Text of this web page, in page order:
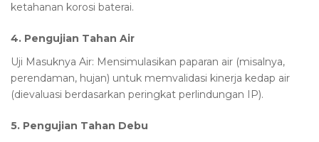
ketahanan korosi baterai.
4. Pengujian Tahan Air
Uji Masuknya Air: Mensimulasikan paparan air (misalnya,
perendaman, hujan) untuk memvalidasi kinerja kedap air
(dievaluasi berdasarkan peringkat perlindungan IP).
5. Pengujian Tahan Debu